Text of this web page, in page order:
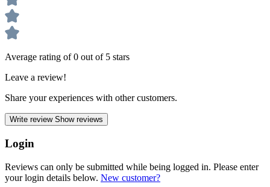
Average rating of 0 out of 5 stars
Leave a review!
Share your experiences with other customers.
Write review Show reviews
Login
Reviews can only be submitted while being logged in. Please enter
your login details below. New customer?